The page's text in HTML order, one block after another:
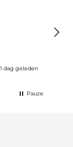
dag geleden
lang
Pauze